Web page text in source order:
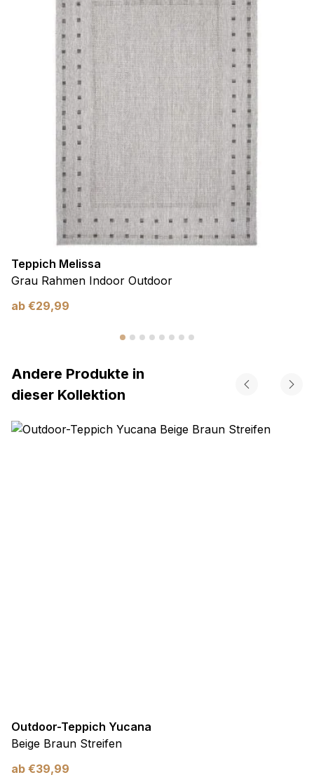
Teppich Melissa
Grau Rahmen Indoor Outdoor
ab €29,99
Andere Produkte in
dieser Kollektion
Outdoor-Teppich Yucana
Beige Braun Streifen
ab €39,99